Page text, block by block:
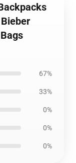
67%
33%
0%
0%
0%